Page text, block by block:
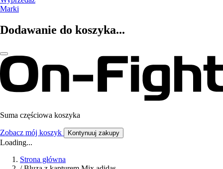
Marki
Dodawanie do koszyka...
Suma częściowa koszyka
Zobacz mój koszyk Kontynuuj zakupy
Loading...
Strona główna